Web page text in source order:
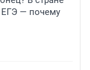
ЕГЭ — почему